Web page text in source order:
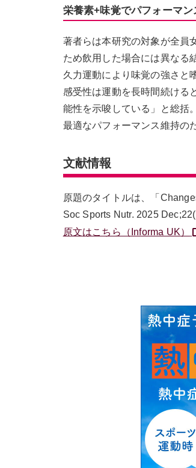
栄養素+味覚でパフォーマ
著者らは本研究の対象が全員
ため飲用した場合には異なる
久力運動により味覚の強さと
感受性は運動を長時間続ける
能性を示唆している」と総括
最適なパフォーマンス維持の
文献情報
原題のタイトルは、「
Soc Sports Nutr. 2025
原文はこちら（Informa UK）